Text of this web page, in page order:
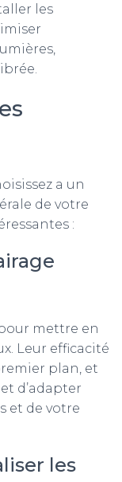
les
a un
de votre
:
mettre en
Leur efficacité
plan, et
d’adapter
et de votre
les